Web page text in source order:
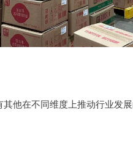
他在不同维度上推动行业发展